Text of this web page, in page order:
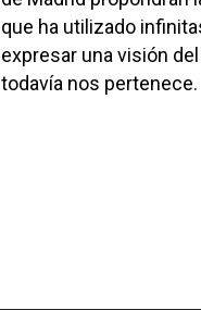
que ha utilizado
expresar una visión
todavía nos pertenece.